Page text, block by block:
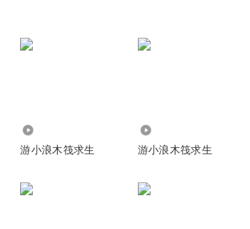
游小浪木筏求生 游小浪木筏求生